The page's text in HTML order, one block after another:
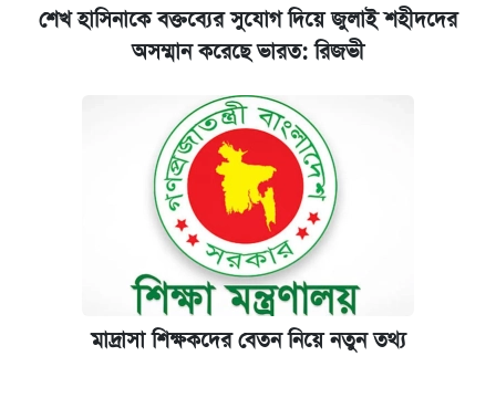
শেখ হাসিনাকে বক্তব্যের সুযোগ দিয়ে জুলাই শহীদদের
অসম্মান করেছে ভারত: রিজভী
মাদ্রাসা শিক্ষকদের বেতন নিয়ে নতুন তথ্য